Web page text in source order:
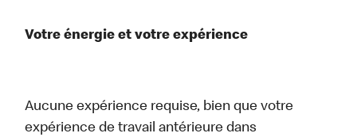
Votre énergie et votre expérience
Aucune expérience requise, bien que votre
expérience de travail antérieure dans